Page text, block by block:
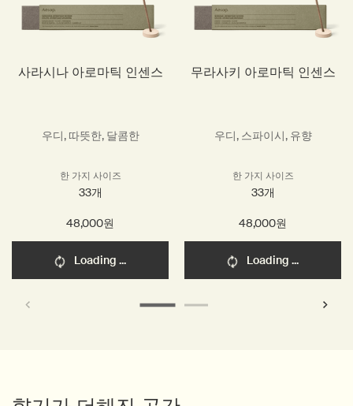
사라시나 아로마틱 인센스
우디, 따뜻한, 달콤한
한 가지 사이즈
33개
48,000원
Loading ...
무라사키 아로마틱 인센스
우디, 스파이시, 유향
한 가지 사이즈
33개
48,000원
Loading ...